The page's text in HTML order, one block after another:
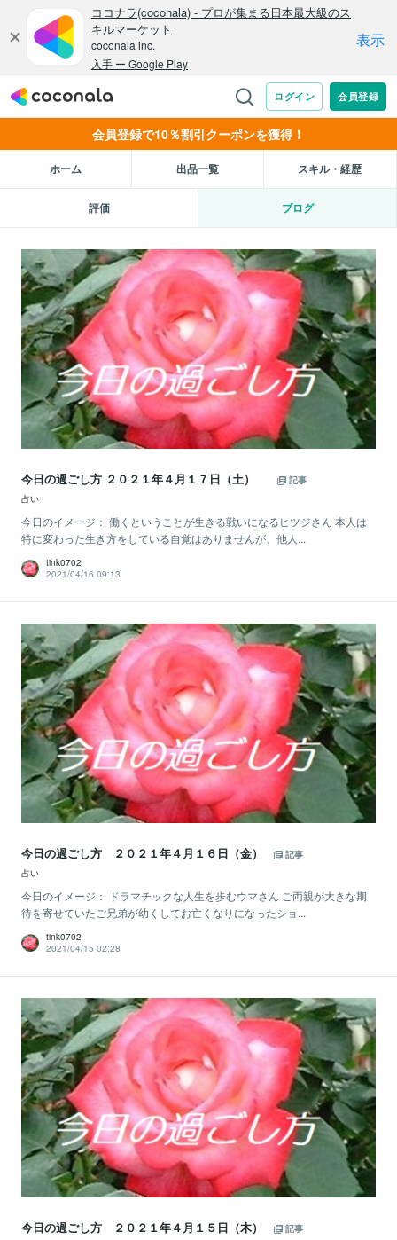
会員登録で10％割引クーポンを獲得！
ホーム 出品一覧 スキル・経歴
評価 ブログ
今日の過ごし方 ２０２１年４月１７日（土）
記事
占い
今日のイメージ： 働くということが生きる戦いになるヒツジさん 本人は
特に変わった生き方をしている自覚はありませんが、他人...
tink0702
2021/04/16 09:13
今日の過ごし方 ２０２１年４月１６日（金）
記事
占い
今日のイメージ： ドラマチックな人生を歩むウマさん ご両親が大きな期
待を寄せていたご兄弟が幼くしてお亡くなりになったショ...
tink0702
2021/04/15 02:28
今日の過ごし方 ２０２１年４月１５日（木）
記事